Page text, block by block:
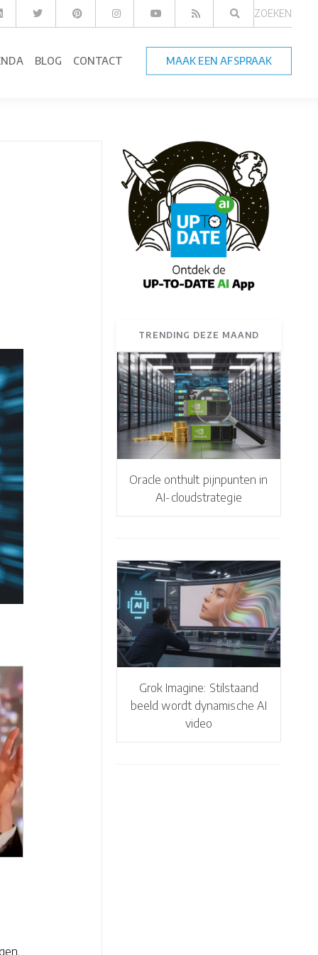
ZOEKEN
BLOG CONTACT MAAK EEN AFSPRAAK
TRENDING DEZE MAAND
Oracle onthult pijnpunten in
AI-cloudstrategie
Grok Imagine: Stilstaand
beeld wordt dynamische AI
video